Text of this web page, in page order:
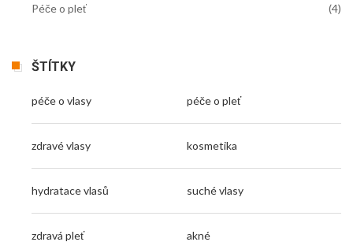
Péče o pleť (4)
ŠTÍTKY
péče o vlasy péče o pleť
zdravé vlasy kosmetika
hydratace vlasů suché vlasy
zdravá pleť akné